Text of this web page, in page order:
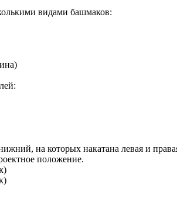
видами башмаков:
на которых накатана левая и
положение.